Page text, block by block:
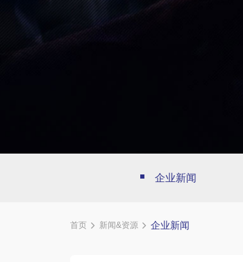
企业新闻
首页 新闻&资源 企业新闻